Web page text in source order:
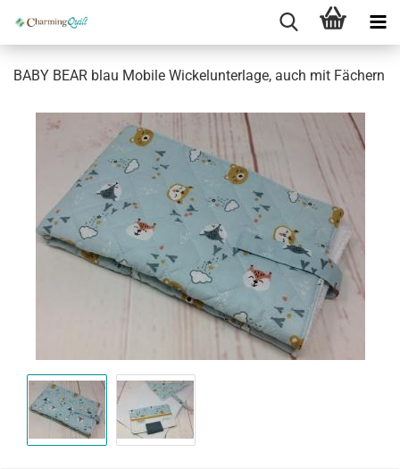
BABY BEAR blau Mobile Wickelunterlage, auch mit Fächern